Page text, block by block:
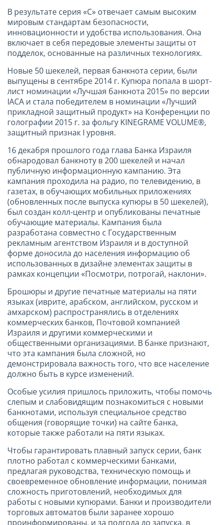
В результате серия «С» отвечает самым высоким
мировым стандартам безопасности,
инновационности и удобства использования. Она
включает в себя передовые элементы защиты от
подделок, основанные на различных технологиях.
Новые 50 шекелей, первая банкнота серии, были
выпущены в сентябре 2014 г. Купюра попала в шорт-
лист номинации «Лучшая банкнота 2015» по версии
IACA и стала победителем в номинации «Лучший
прикладной защитный продукт» на Конференции по
голографии 2015 г. за фольгу KINEGRAME VOLUME®,
защитный признак I уровня.
16 декабря прошлого года глава Банка Израиля
обнародовал банкноту в 200 шекелей и начал
публичную информационную кампанию. Эта
кампания проходила на радио, по телевидению, в
газетах, в обучающих мобильных приложениях
(обновленных после выпуска купюры в 50 шекелей),
был создан колл-центр и опубликованы печатные
обучающие материалы. Кампания была
разработана совместно с Государственным
рекламным агентством Израиля и в доступной
форме доносила до населения информацию об
использованных в дизайне элементах защиты в
рамках концепции «Посмотри, потрогай, наклони».
Брошюры и другие печатные материалы на пяти
языках (иврите, арабском, английском, русском и
амхарском) распространялись в отделениях
коммерческих банков, Почтовой компанией
Израиля и другими коммерческими и
общественными организациями. В банке признают,
что эта кампания была сложной, но
демонстрировала важность того, что все население
должно быть в курсе изменений.
Особые усилия пришлось приложить, чтобы помочь
слепым и слабовидящим познакомиться с новыми
банкнотами, используя специальное средство
общения (говорящие точки) на сайте банка,
которые также работали на пяти языках.
Чтобы гарантировать плавный запуск серии, банк
плотно работал с коммерческими банками,
предлагая руководства, техническую помощь и
своевременное обновление информации, понимая
сложность приготовлений, необходимых для
работы с новыми купюрами. Банки и производители
торговых автоматов были заранее хорошо
проинформированы, и за полгода до запуска, в